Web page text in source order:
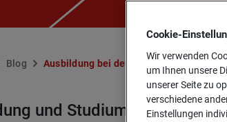
Blog Aus­bil­dung bei der Ge­ne­ra­li: Da­mals und
und Studium
Cookie-­
Wir verwenden
um Ihnen unsere
unserer Seite zu
verschiedene
Einstellungen